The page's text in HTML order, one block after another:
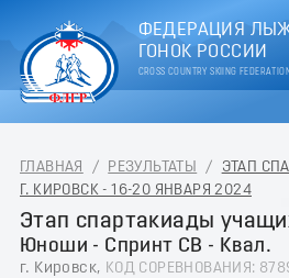
ФЕДЕРАЦИЯ
ГОНОК РОССИИ
CROSS COUNTRY SKIING
ГЛАВНАЯ / РЕЗУЛЬТАТЫ /
ЭТАП
Г. КИРОВСК - 16-20 ЯНВАРЯ 2024
Этап спартакиады
Юноши - Спринт СВ - Квал.
г. Кировск, КОД СОРЕВНОВАНИЯ: